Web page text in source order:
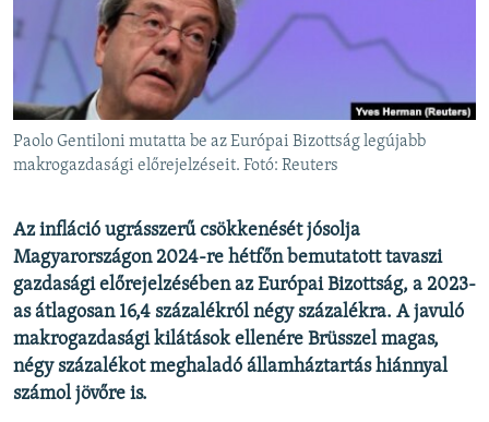
EURÓPAI UNIÓ
KLÍMAVÁLTOZÁS
A MÚLT TANULSÁGAI
Valamennyi RFE/RL weboldal
Paolo Gentiloni mutatta be az Európai Bizottság legújabb
makrogazdasági előrejelzéseit. Fotó: Reuters
Az infláció ugrásszerű csökkenését jósolja
Magyarországon 2024-re hétfőn bemutatott tavaszi
gazdasági előrejelzésében az Európai Bizottság, a 2023-
as átlagosan 16,4 százalékról négy százalékra. A javuló
makrogazdasági kilátások ellenére Brüsszel magas,
négy százalékot meghaladó államháztartás hiánnyal
számol jövőre is.